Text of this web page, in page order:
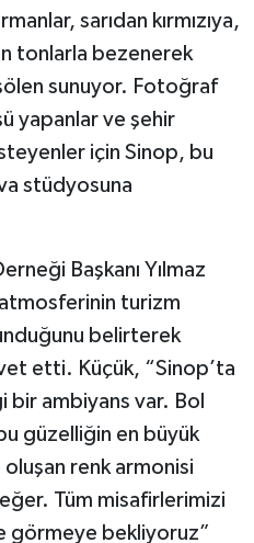
sarıdan kırmızıya,
tonlarla bezenerek
sunuyor. Fotoğraf
yapanlar ve şehir
için Sinop, bu
stüdyosuna
Başkanı Yılmaz
turizm
belirterek
etti. Küçük, “Sinop’ta
bir ambiyans var. Bol
güzelliğin en büyük
oluşan renk armonisi
Tüm misafirlerimizi
görmeye bekliyoruz”